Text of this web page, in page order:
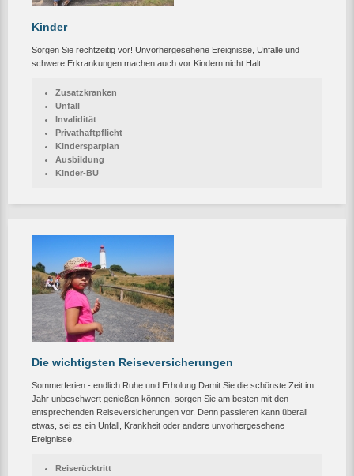
Kinder
Sorgen Sie rechtzeitig vor! Unvorhergesehene Ereignisse, Unfälle und
schwere Erkrankungen machen auch vor Kindern nicht Halt.
Zusatzkranken
Unfall
Invalidität
Privathaftpflicht
Kindersparplan
Ausbildung
Kinder-BU
Die wichtigsten Reiseversicherungen
Sommerferien - endlich Ruhe und Erholung Damit Sie die schönste Zeit im
Jahr unbeschwert genießen können, sorgen Sie am besten mit den
entsprechenden Reiseversicherungen vor. Denn passieren kann überall
etwas, sei es ein Unfall, Krankheit oder andere unvorhergesehene
Ereignisse.
Reiserücktritt